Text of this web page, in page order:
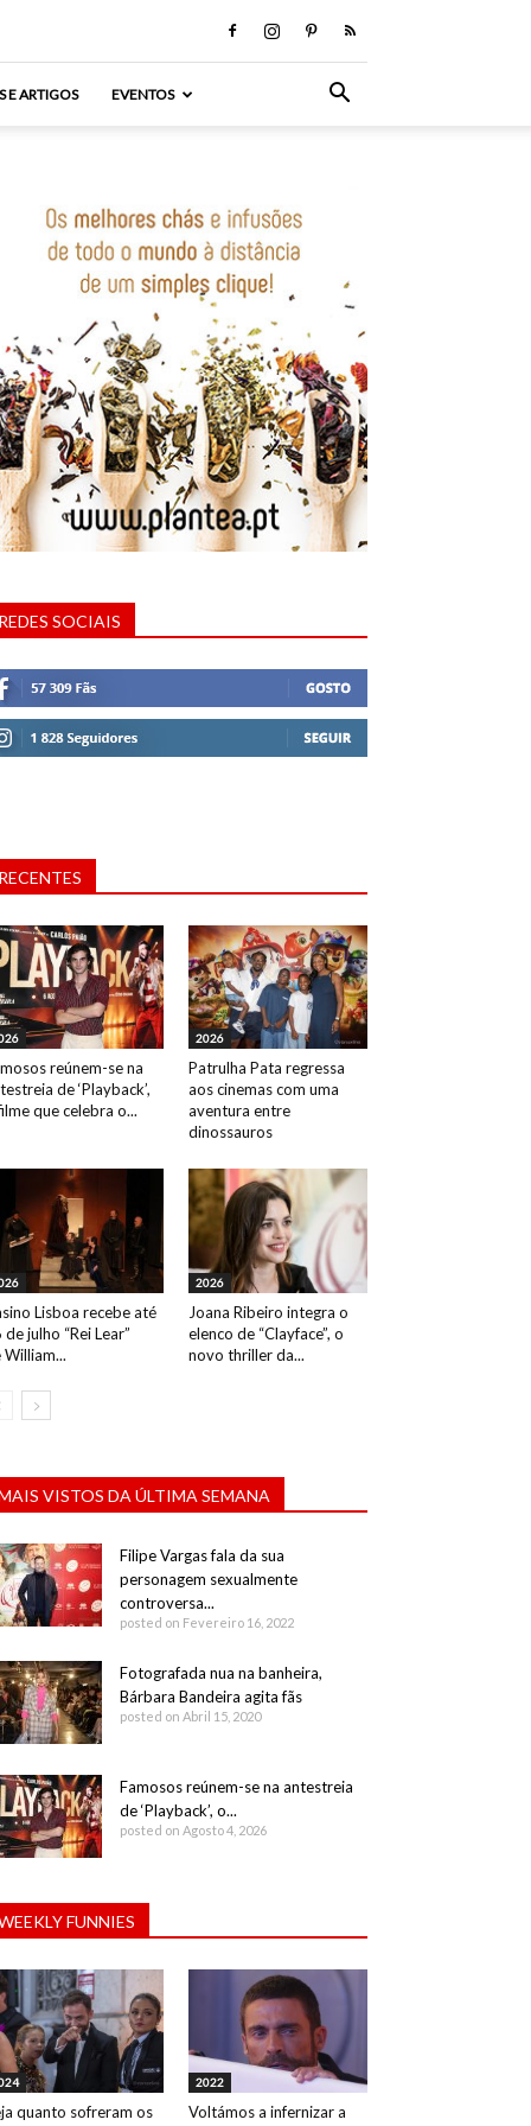
E ARTIGOS EVENTOS
SOCIAIS
reúnem-se na
de ‘Playback’,
que celebra o...
2026
Patrulha Pata regressa
aos cinemas com uma
aventura entre
dinossauros
Lisboa recebe até
de julho “Rei Lear”
William...
2026
Joana Ribeiro integra o
elenco de “Clayface”, o
novo thriller da...
VISTOS DA ÚLTIMA SEMANA
Filipe Vargas fala da sua
personagem sexualmente
controversa...
posted on Fevereiro 16, 2022
Fotografada nua na banheira,
Bárbara Bandeira agita fãs
posted on Abril 15, 2020
Famosos reúnem-se na antestreia
de ‘Playback’, o...
posted on Agosto 4, 2026
FUNNIES
quanto sofreram os
2022
Voltámos a infernizar a